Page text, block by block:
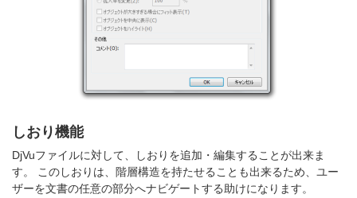
しおり機能
DjVuファイルに対して、しおりを追加・編集することが出来ま
す。 このしおりは、階層構造を持たせることも出来るため、ユー
ザーを文書の任意の部分へナビゲートする助けになります。